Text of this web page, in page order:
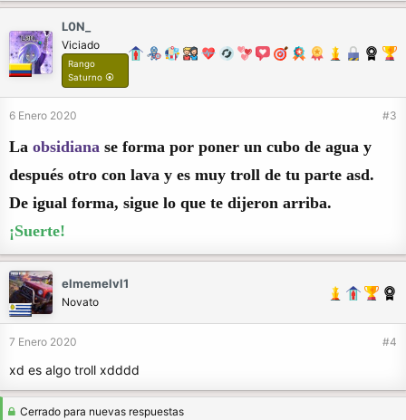
L0N_
Viciado
Rango
Saturno ⦿
6 Enero 2020 #3
La obsidiana se forma por poner un cubo de agua y
después otro con lava y es muy troll de tu parte asd.
De igual forma, sigue lo que te dijeron arriba.
¡Suerte!
elmemelvl1
Novato
7 Enero 2020 #4
xd es algo troll xdddd
Cerrado para nuevas respuestas